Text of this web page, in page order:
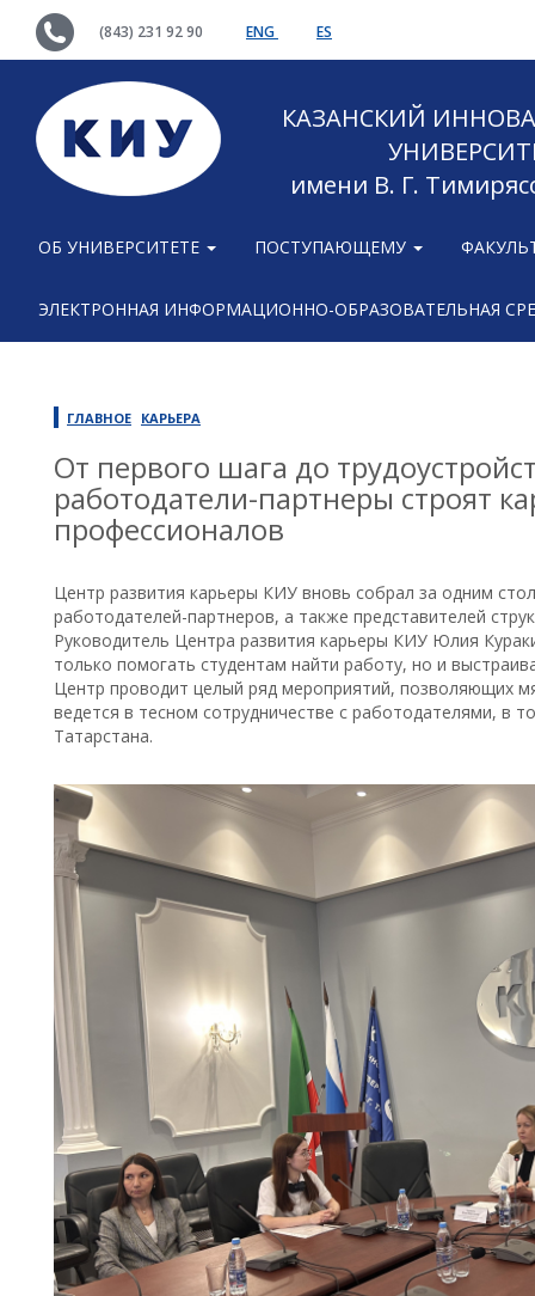
(843) 231 92 90 ENG ES
КАЗАНСКИЙ
имени В. Г.
ОБ УНИВЕРСИТЕТЕ ПОСТУПАЮЩЕМУ
ЭЛЕКТРОННАЯ ИНФОРМАЦИОННО-ОБРАЗОВАТЕЛЬНАЯ
ГЛАВНОЕ КАРЬЕРА
От первого шага до
работодатели-партнеры строят
профессионалов
Центр развития карьеры КИУ вновь собрал за одним
работодателей-партнеров, а также представителей
Руководитель Центра развития карьеры КИУ Юлия
только помогать студентам найти работу, но и
Центр проводит целый ряд мероприятий, позволяющих
ведется в тесном сотрудничестве с работодателями, в
Татарстана.